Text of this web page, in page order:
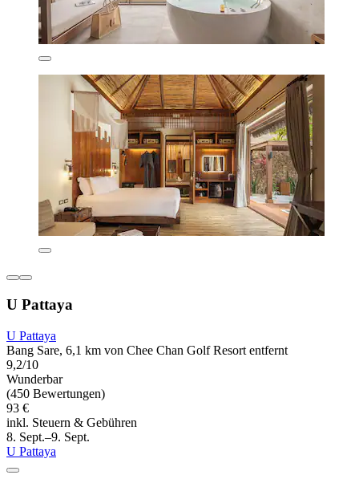
U Pattaya
U Pattaya
Bang Sare, 6,1 km von Chee Chan Golf Resort entfernt
9,2/10
Wunderbar
(450 Bewertungen)
93 €
inkl. Steuern & Gebühren
8. Sept.–9. Sept.
U Pattaya